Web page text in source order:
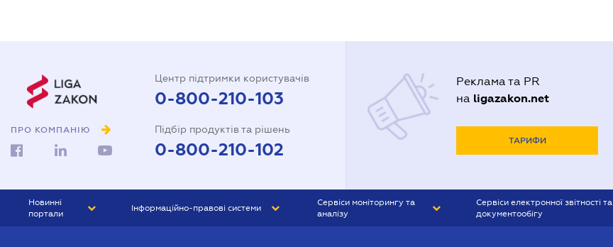
ПРО КОМПАНІЮ
Центр підтримки користувачів
0-800-210-103
Підбір продуктів та рішень
0-800-210-102
Реклама та PR
на ligazakon.net
ТАРИФИ
Новинні
портали
Інформаційно-правові системи
Сервіси моніторингу та
аналізу
Сервіси електронної звітності та
документообігу